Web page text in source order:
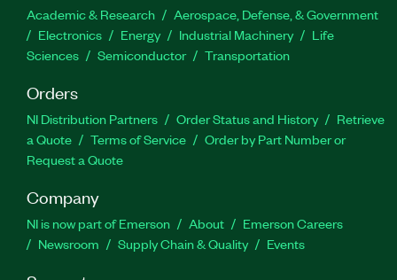
Academic & Research
Aerospace, Defense, & Government
Electronics
Energy Industrial Machinery
Life
Sciences
Semiconductor Transportation
Orders
NI Distribution Partners Order Status and History
Retrieve
a Quote
Terms of Service
Order by Part Number or
Request a Quote
Company
NI is now part of Emerson About
Emerson Careers
Newsroom
Supply Chain & Quality Events